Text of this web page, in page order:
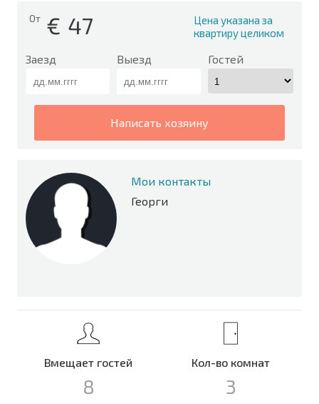
От € 47
Цена указана за
квартиру целиком
Заезд Выезд Гостей
написать хозяину
Мои контакты
Георги
Вмещает гостей
8
Кол-во комнат
3